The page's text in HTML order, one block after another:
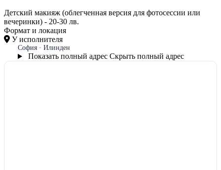
Детский макияж (облегченная версия для фотосессии или
вечеринки) - 20-30 лв.
Формат и локация
У исполнителя
София · Илинден
Показать полный адрес Скрыть полный адрес